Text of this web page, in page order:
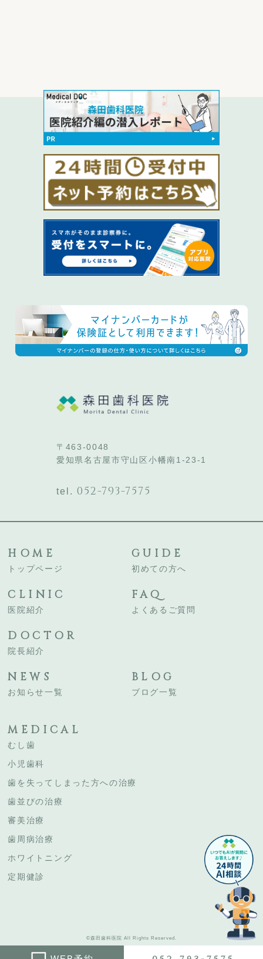
〒463-0048
愛知県名古屋市守山区小幡南1-23-1
tel. 052-793-7575
HOME
トップページ
CLINIC
医院紹介
DOCTOR
院長紹介
GUIDE
初めての方へ
FAQ
よくあるご質問
NEWS
お知らせ一覧
BLOG
ブログ一覧
MEDICAL
むし歯
小児歯科
歯を失ってしまった方への治療
歯並びの治療
審美治療
歯周病治療
ホワイトニング
定期健診
©森田歯科医院 All Rights Reserved.